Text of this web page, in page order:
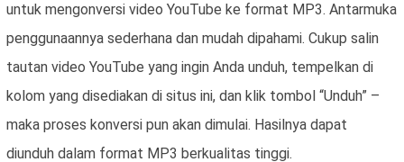
untuk mengonversi video YouTube ke format MP3. Antarmuka
penggunaannya sederhana dan mudah dipahami. Cukup salin
tautan video YouTube yang ingin Anda unduh, tempelkan di
kolom yang disediakan di situs ini, dan klik tombol “Unduh” –
maka proses konversi pun akan dimulai. Hasilnya dapat
diunduh dalam format MP3 berkualitas tinggi.